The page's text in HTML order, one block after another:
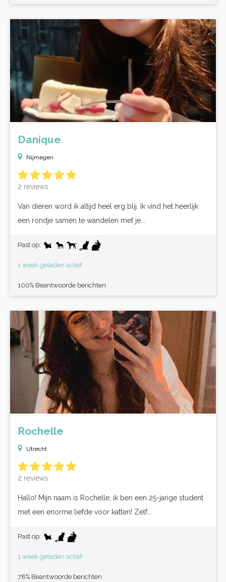
Danique
Nijmegen
2 reviews
Van dieren word ik altijd heel erg blij. Ik vind het heerlijk
een rondje samen te wandelen met je...
Past op:
1 week geleden actief
100% Beantwoorde berichten
Rochelle
Utrecht
2 reviews
Hallo! Mijn naam is Rochelle, ik ben een 25-jarige student
met een enorme liefde voor katten! Zelf...
Past op:
1 week geleden actief
78% Beantwoorde berichten